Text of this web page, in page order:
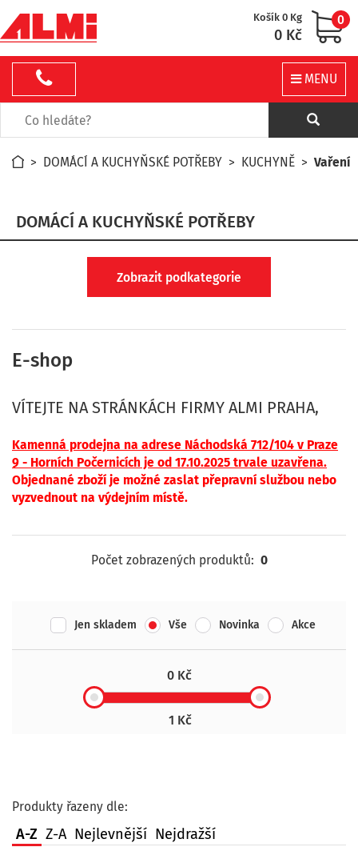
Košík 0 Kg
0 Kč
0
MENU
> DOMÁCÍ A KUCHYŇSKÉ POTŘEBY > KUCHYNĚ > Vaření
DOMÁCÍ A KUCHYŇSKÉ POTŘEBY
Zobrazit podkategorie
E-shop
VÍTEJTE NA STRÁNKÁCH FIRMY ALMI PRAHA,
Kamenná prodejna na adrese Náchodská 712/104 v Praze
9 - Horních Počernicích je od 17.10.2025 trvale uzavřena.
Objednané zboží je možné zaslat přepravní službou nebo
vyzvednout na výdejním místě.
Počet zobrazených produktů: 0
Jen skladem Vše Novinka Akce
0 Kč
1 Kč
Produkty řazeny dle:
A-Z Z-A Nejlevnější Nejdražší